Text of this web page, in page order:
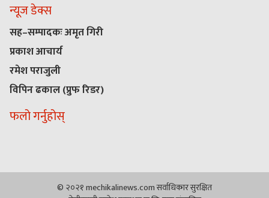
न्यूज डेक्स
सह–सम्पादकः अमृत गिरी
प्रकाश आचार्य
रमेश पराजुली
विपिन ढकाल (प्रुफ रिडर)
फलो गर्नुहोस्
© २०२१ mechikalinews.com सर्वाधिकार सुरक्षित